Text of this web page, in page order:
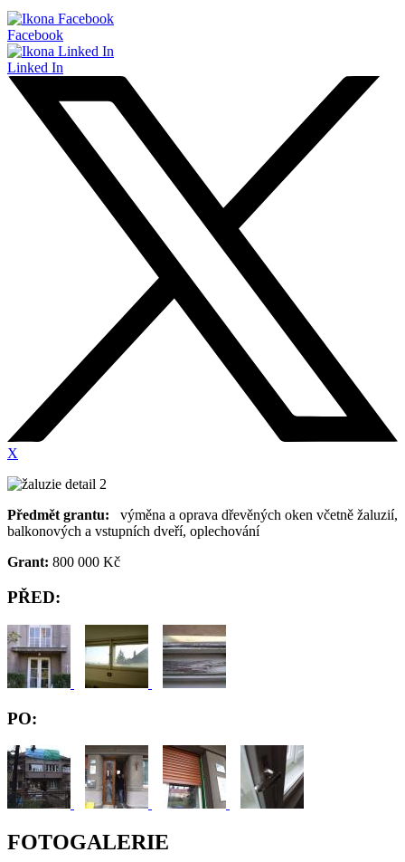
Facebook
Linked In
X
Předmět grantu: výměna a oprava dřevěných oken včetně žaluzií,
balkonových a vstupních dveří, oplechování
Grant: 800 000 Kč
PŘED:
PO:
FOTOGALERIE